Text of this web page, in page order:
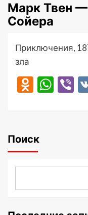
Марк Твен
Сойера
Приключения,
зла
Поиск